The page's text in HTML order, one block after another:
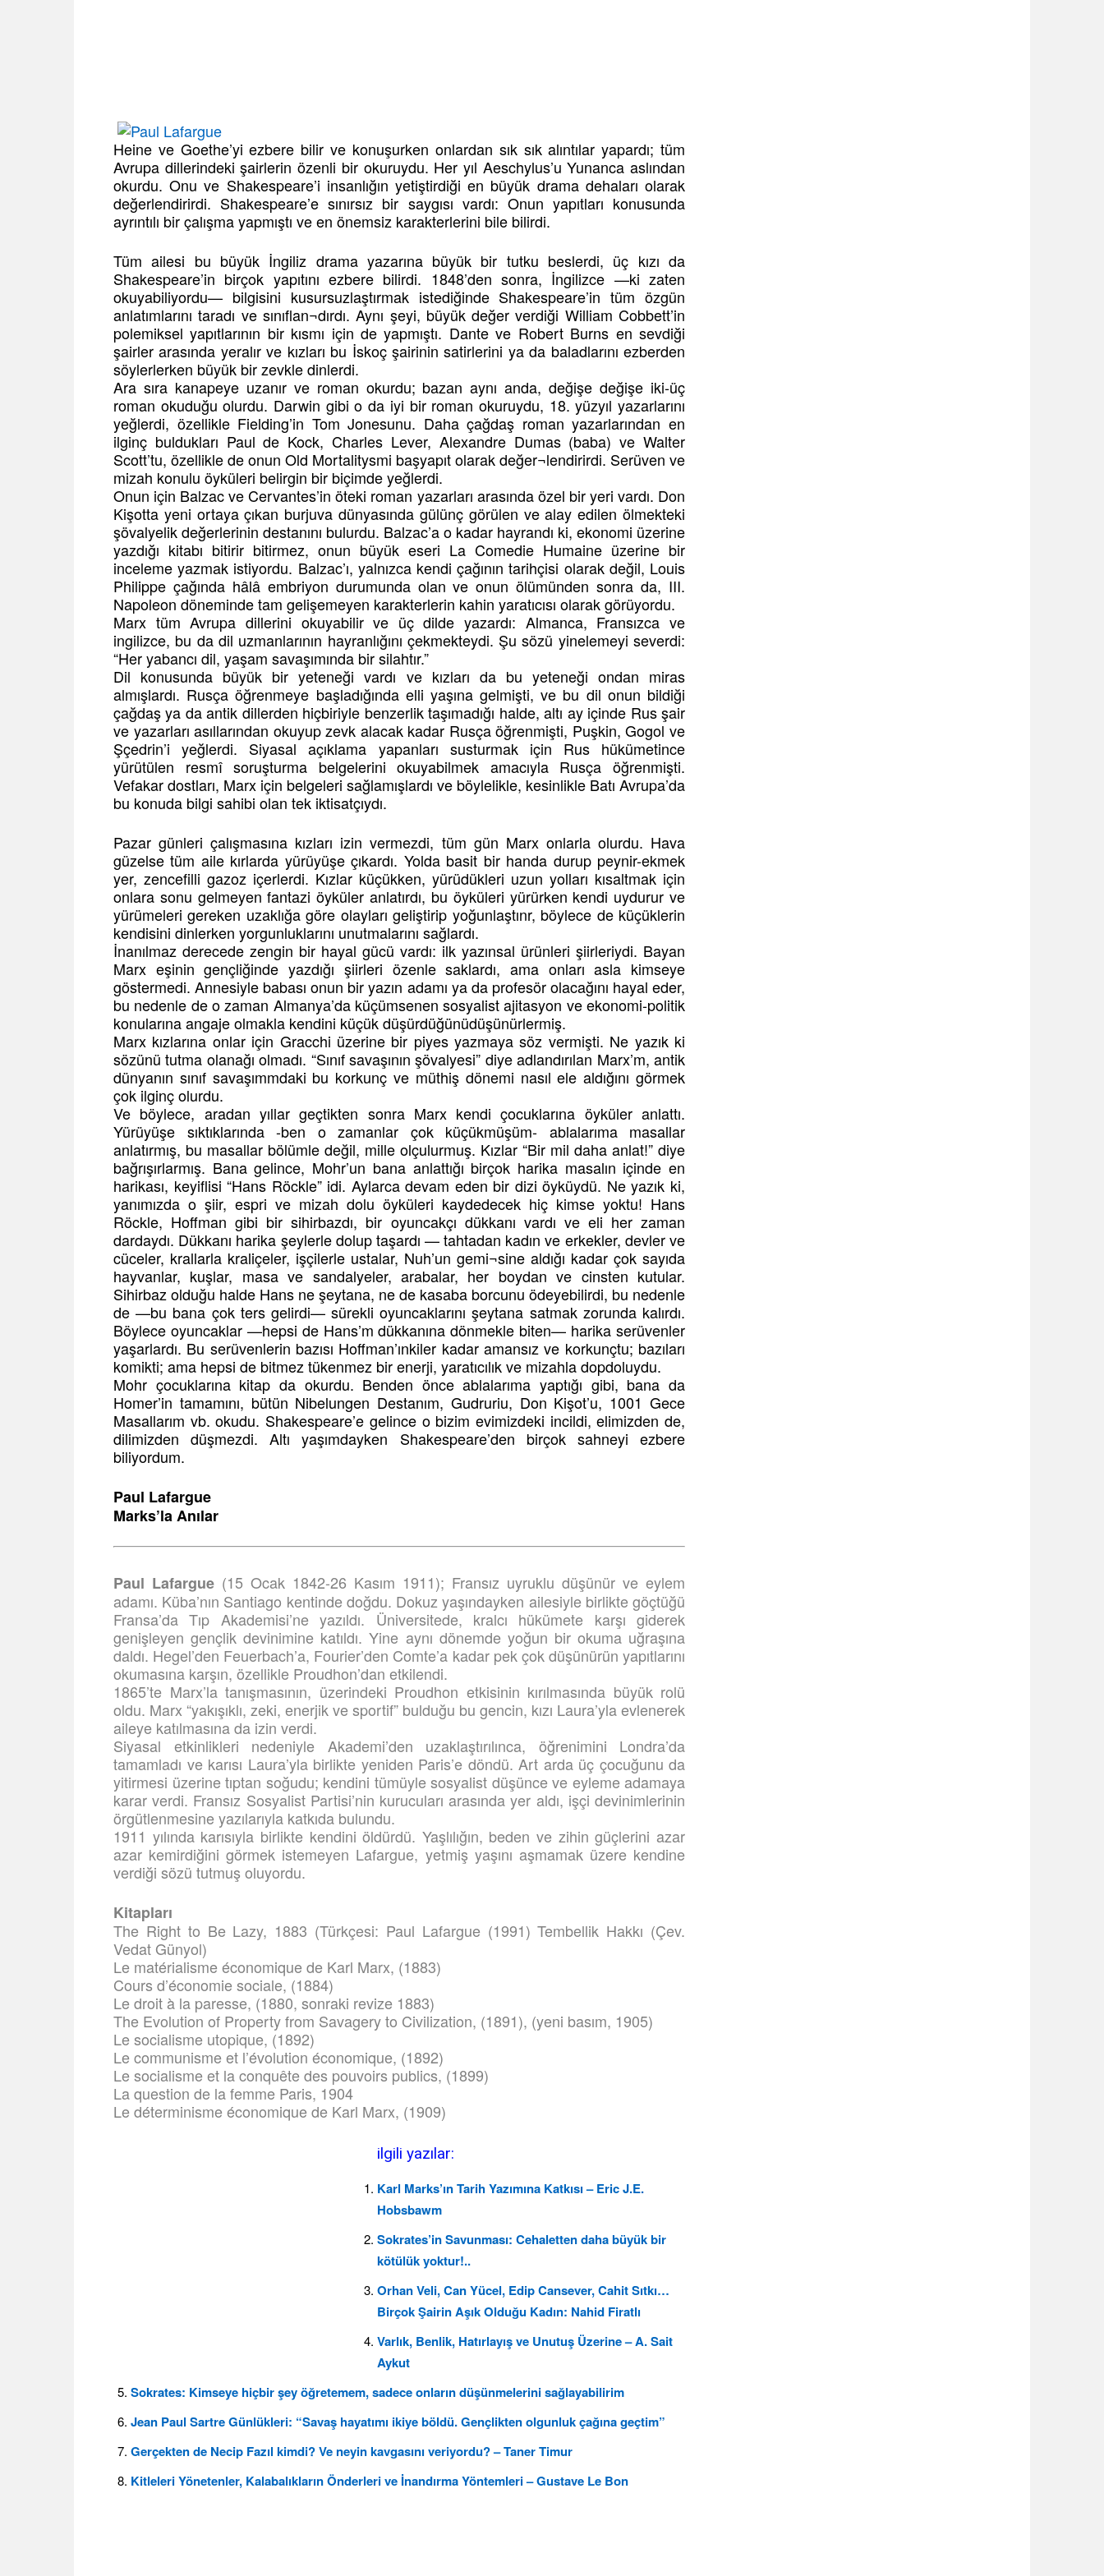
Heine ve Goethe’yi ezbere bilir ve konuşurken onlardan sık sık alıntılar yapardı; tüm
Avrupa dillerindeki şairlerin özenli bir okuruydu. Her yıl Aeschylus’u Yunanca aslından
okurdu. Onu ve Shakespeare’i insanlığın yetiştirdiği en büyük drama dehaları olarak
değerlendirirdi. Shakespeare’e sınırsız bir saygısı vardı: Onun yapıtları konusunda
ayrıntılı bir çalışma yapmıştı ve en önemsiz karakterlerini bile bilirdi.
Tüm ailesi bu büyük İngiliz drama yazarına büyük bir tutku beslerdi, üç kızı da
Shakespeare’in birçok yapıtını ezbere bilirdi. 1848’den sonra, İngilizce —ki zaten
okuyabiliyordu— bilgisini kusursuzlaştırmak istediğinde Shakespeare’in tüm özgün
anlatımlarını taradı ve sınıflan¬dırdı. Aynı şeyi, büyük değer verdiği William Cobbett’in
polemiksel yapıtlarının bir kısmı için de yapmıştı. Dante ve Robert Burns en sevdiği
şairler arasında yeralır ve kızları bu İskoç şairinin satirlerini ya da baladlarını ezberden
söylerlerken büyük bir zevkle dinlerdi.
Ara sıra kanapeye uzanır ve roman okurdu; bazan aynı anda, değişe değişe iki-üç
roman okuduğu olurdu. Darwin gibi o da iyi bir roman okuruydu, 18. yüzyıl yazarlarını
yeğlerdi, özellikle Fielding’in Tom Jonesunu. Daha çağdaş roman yazarlarından en
ilginç buldukları Paul de Kock, Charles Lever, Alexandre Dumas (baba) ve Walter
Scott’tu, özellikle de onun Old Mortalitysmi başyapıt olarak değer¬lendirirdi. Serüven ve
mizah konulu öyküleri belirgin bir biçimde yeğlerdi.
Onun için Balzac ve Cervantes’in öteki roman yazarları arasında özel bir yeri vardı. Don
Kişotta yeni ortaya çıkan burjuva dünyasında gülünç görülen ve alay edilen ölmekteki
şövalyelik değerlerinin destanını bulurdu. Balzac’a o kadar hayrandı ki, ekonomi üzerine
yazdığı kitabı bitirir bitirmez, onun büyük eseri La Comedie Humaine üzerine bir
inceleme yazmak istiyordu. Balzac’ı, yalnızca kendi çağının tarihçisi olarak değil, Louis
Philippe çağında hâlâ embriyon durumunda olan ve onun ölümünden sonra da, III.
Napoleon döneminde tam gelişemeyen karakterlerin kahin yaratıcısı olarak görüyordu.
Marx tüm Avrupa dillerini okuyabilir ve üç dilde yazardı: Almanca, Fransızca ve
ingilizce, bu da dil uzmanlarının hayranlığını çekmekteydi. Şu sözü yinelemeyi severdi:
“Her yabancı dil, yaşam savaşımında bir silahtır.”
Dil konusunda büyük bir yeteneği vardı ve kızları da bu yeteneği ondan miras
almışlardı. Rusça öğrenmeye başladığında elli yaşına gelmişti, ve bu dil onun bildiği
çağdaş ya da antik dillerden hiçbiriyle benzerlik taşımadığı halde, altı ay içinde Rus şair
ve yazarları asıllarından okuyup zevk alacak kadar Rusça öğrenmişti, Puşkin, Gogol ve
Şçedrin’i yeğlerdi. Siyasal açıklama yapanları susturmak için Rus hükümetince
yürütülen resmî soruşturma belgelerini okuyabilmek amacıyla Rusça öğrenmişti.
Vefakar dostları, Marx için belgeleri sağlamışlardı ve böylelikle, kesinlikle Batı Avrupa’da
bu konuda bilgi sahibi olan tek iktisatçıydı.
Pazar günleri çalışmasına kızları izin vermezdi, tüm gün Marx onlarla olurdu. Hava
güzelse tüm aile kırlarda yürüyüşe çıkardı. Yolda basit bir handa durup peynir-ekmek
yer, zencefilli gazoz içerlerdi. Kızlar küçükken, yürüdükleri uzun yolları kısaltmak için
onlara sonu gelmeyen fantazi öyküler anlatırdı, bu öyküleri yürürken kendi uydurur ve
yürümeleri gereken uzaklığa göre olayları geliştirip yoğunlaştınr, böylece de küçüklerin
kendisini dinlerken yorgunluklarını unutmalarını sağlardı.
İnanılmaz derecede zengin bir hayal gücü vardı: ilk yazınsal ürünleri şiirleriydi. Bayan
Marx eşinin gençliğinde yazdığı şiirleri özenle saklardı, ama onları asla kimseye
göstermedi. Annesiyle babası onun bir yazın adamı ya da profesör olacağını hayal eder,
bu nedenle de o zaman Almanya’da küçümsenen sosyalist ajitasyon ve ekonomi-politik
konularına angaje olmakla kendini küçük düşürdüğünüdüşünürlermiş.
Marx kızlarına onlar için Gracchi üzerine bir piyes yazmaya söz vermişti. Ne yazık ki
sözünü tutma olanağı olmadı. “Sınıf savaşının şövalyesi” diye adlandırılan Marx’m, antik
dünyanın sınıf savaşımmdaki bu korkunç ve müthiş dönemi nasıl ele aldığını görmek
çok ilginç olurdu.
Ve böylece, aradan yıllar geçtikten sonra Marx kendi çocuklarına öyküler anlattı.
Yürüyüşe sıktıklarında -ben o zamanlar çok küçükmüşüm- ablalarıma masallar
anlatırmış, bu masallar bölümle değil, mille olçulurmuş. Kızlar “Bir mil daha anlat!” diye
bağrışırlarmış. Bana gelince, Mohr’un bana anlattığı birçok harika masalın içinde en
harikası, keyiflisi “Hans Röckle” idi. Aylarca devam eden bir dizi öyküydü. Ne yazık ki,
yanımızda o şiir, espri ve mizah dolu öyküleri kaydedecek hiç kimse yoktu! Hans
Röckle, Hoffman gibi bir sihirbazdı, bir oyuncakçı dükkanı vardı ve eli her zaman
dardaydı. Dükkanı harika şeylerle dolup taşardı — tahtadan kadın ve erkekler, devler ve
cüceler, krallarla kraliçeler, işçilerle ustalar, Nuh’un gemi¬sine aldığı kadar çok sayıda
hayvanlar, kuşlar, masa ve sandalyeler, arabalar, her boydan ve cinsten kutular.
Sihirbaz olduğu halde Hans ne şeytana, ne de kasaba borcunu ödeyebilirdi, bu nedenle
de —bu bana çok ters gelirdi— sürekli oyuncaklarını şeytana satmak zorunda kalırdı.
Böylece oyuncaklar —hepsi de Hans’m dükkanına dönmekle biten— harika serüvenler
yaşarlardı. Bu serüvenlerin bazısı Hoffman’ınkiler kadar amansız ve korkunçtu; bazıları
komikti; ama hepsi de bitmez tükenmez bir enerji, yaratıcılık ve mizahla dopdoluydu.
Mohr çocuklarına kitap da okurdu. Benden önce ablalarıma yaptığı gibi, bana da
Homer’in tamamını, bütün Nibelungen Destanım, Gudruriu, Don Kişot’u, 1001 Gece
Masallarım vb. okudu. Shakespeare’e gelince o bizim evimizdeki incildi, elimizden de,
dilimizden düşmezdi. Altı yaşımdayken Shakespeare’den birçok sahneyi ezbere
biliyordum.
Paul Lafargue
Marks’la Anılar
Paul Lafargue (15 Ocak 1842-26 Kasım 1911); Fransız uyruklu düşünür ve eylem
adamı. Küba’nın Santiago kentinde doğdu. Dokuz yaşındayken ailesiyle birlikte göçtüğü
Fransa’da Tıp Akademisi’ne yazıldı. Üniversitede, kralcı hükümete karşı giderek
genişleyen gençlik devinimine katıldı. Yine aynı dönemde yoğun bir okuma uğraşına
daldı. Hegel’den Feuerbach’a, Fourier’den Comte’a kadar pek çok düşünürün yapıtlarını
okumasına karşın, özellikle Proudhon’dan etkilendi.
1865’te Marx’la tanışmasının, üzerindeki Proudhon etkisinin kırılmasında büyük rolü
oldu. Marx “yakışıklı, zeki, enerjik ve sportif” bulduğu bu gencin, kızı Laura’yla evlenerek
aileye katılmasına da izin verdi.
Siyasal etkinlikleri nedeniyle Akademi’den uzaklaştırılınca, öğrenimini Londra’da
tamamladı ve karısı Laura’yla birlikte yeniden Paris’e döndü. Art arda üç çocuğunu da
yitirmesi üzerine tıptan soğudu; kendini tümüyle sosyalist düşünce ve eyleme adamaya
karar verdi. Fransız Sosyalist Partisi’nin kurucuları arasında yer aldı, işçi devinimlerinin
örgütlenmesine yazılarıyla katkıda bulundu.
1911 yılında karısıyla birlikte kendini öldürdü. Yaşlılığın, beden ve zihin güçlerini azar
azar kemirdiğini görmek istemeyen Lafargue, yetmiş yaşını aşmamak üzere kendine
verdiği sözü tutmuş oluyordu.
Kitapları
The Right to Be Lazy, 1883 (Türkçesi: Paul Lafargue (1991) Tembellik Hakkı (Çev.
Vedat Günyol)
Le matérialisme économique de Karl Marx, (1883)
Cours d’économie sociale, (1884)
Le droit à la paresse, (1880, sonraki revize 1883)
The Evolution of Property from Savagery to Civilization, (1891), (yeni basım, 1905)
Le socialisme utopique, (1892)
Le communisme et l’évolution économique, (1892)
Le socialisme et la conquête des pouvoirs publics, (1899)
La question de la femme Paris, 1904
Le déterminisme économique de Karl Marx, (1909)
ilgili yazılar:
Karl Marks’ın Tarih Yazımına Katkısı – Eric J.E.
Hobsbawm
Sokrates’in Savunması: Cehaletten daha büyük bir
kötülük yoktur!..
Orhan Veli, Can Yücel, Edip Cansever, Cahit Sıtkı…
Birçok Şairin Aşık Olduğu Kadın: Nahid Firatlı
Varlık, Benlik, Hatırlayış ve Unutuş Üzerine – A. Sait
Aykut
Sokrates: Kimseye hiçbir şey öğretemem, sadece onların düşünmelerini sağlayabilirim
Jean Paul Sartre Günlükleri: “Savaş hayatımı ikiye böldü. Gençlikten olgunluk çağına geçtim”
Gerçekten de Necip Fazıl kimdi? Ve neyin kavgasını veriyordu? – Taner Timur
Kitleleri Yönetenler, Kalabalıkların Önderleri ve İnandırma Yöntemleri – Gustave Le Bon